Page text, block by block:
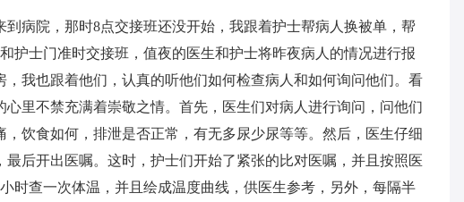
院，那时8点交接班还没开始，我跟着护士帮病人换被单，帮
护士门准时交接班，值夜的医生和护士将昨夜病人的情况进行报
我也跟着他们，认真的听他们如何检查病人和如何询问他们。看
里不禁充满着崇敬之情。首先，医生们对病人进行询问，问他们
饮食如何，排泄是否正常，有无多尿少尿等等。然后，医生仔细
后开出医嘱。这时，护士们开始了紧张的比对医嘱，并且按照医
时查一次体温，并且绘成温度曲线，供医生参考，另外，每隔半